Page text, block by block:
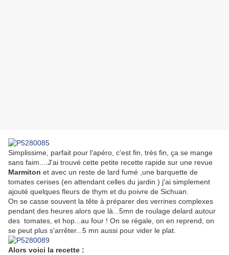
Simplissime, parfait pour l'apéro, c'est fin, très fin, ça se mange
sans faim....J'ai trouvé cette petite recette rapide sur une revue
Marmiton et avec un reste de lard fumé ,une barquette de
tomates cerises (en attendant celles du jardin ) j'ai simplement
ajouté quelques fleurs de thym et du poivre de Sichuan.
On se casse souvent la tête à préparer des verrines complexes
pendant des heures alors que là...5mn de roulage delard autour
des tomates, et hop...au four ! On se régale, on en reprend, on
se peut plus s'arrêter...5 mn aussi pour vider le plat.
Alors voici la recette :